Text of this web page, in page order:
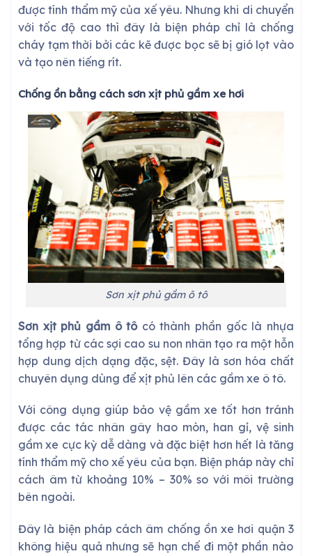
được tính thẩm mỹ của xế yêu. Nhưng khi di chuyển
với tốc độ cao thì đây là biện pháp chỉ là chống
cháy tạm thời bởi các kẽ được bọc sẽ bị gió lọt vào
và tạo nên tiếng rít.
Chống ồn bằng cách sơn xịt phủ gầm xe hơi
Sơn xịt phủ gầm ô tô
Sơn xịt phủ gầm ô tôcó thành phần gốc là nhựa
tổng hợp từ các sợi cao su non nhân tạo ra một hỗn
hợp dung dịch dạng đặc, sệt. Đây là sơn hóa chất
chuyên dụng dùng để xịt phủ lên các gầm xe ô tô.
Với công dụng giúp bảo vệ gầm xe tốt hơn tránh
được các tác nhân gây hao mòn, han gỉ, vệ sinh
gầm xe cực kỳ dễ dàng và đặc biệt hơn hết là tăng
tính thẩm mỹ cho xế yêu của bạn. Biện pháp này chỉ
cách âm từ khoảng 10% – 30% so với môi trường
bên ngoài.
Đây là biện pháp cách âm chống ồn xe hơi quận 3
không hiệu quả nhưng sẽ hạn chế đi một phần nào